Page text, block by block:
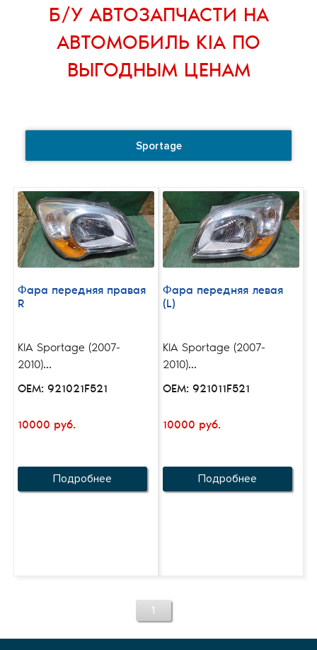
Б/У АВТОЗАПЧАСТИ НА
АВТОМОБИЛЬ KIA ПО
ВЫГОДНЫМ ЦЕНАМ
Sportage
Фара передняя правая
R
KIA Sportage (2007-
2010)...
OEM: 921021F521
10000 руб.
Подробнее
Фара передняя левая
(L)
KIA Sportage (2007-
2010)...
OEM: 921011F521
10000 руб.
Подробнее
1